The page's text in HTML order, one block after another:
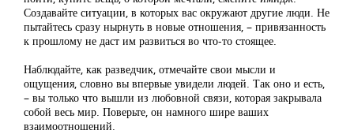
Создавайте ситуации, в которых вас окружают другие люди. Не
пытайтесь сразу нырнуть в новые отношения, – привязанность
к прошлому не даст им развиться во что-то стоящее.
Наблюдайте, как разведчик, отмечайте свои мысли и
ощущения, словно вы впервые увидели людей. Так оно и есть,
– вы только что вышли из любовной связи, которая закрывала
собой весь мир. Поверьте, он намного шире ваших
взаимоотношений.